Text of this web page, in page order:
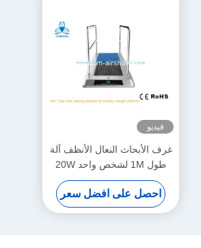
فيديو
غرف الأبحاث النعال الأنظف آلة
طول 1M لشخص واحد 20W
احصل على افضل سعر